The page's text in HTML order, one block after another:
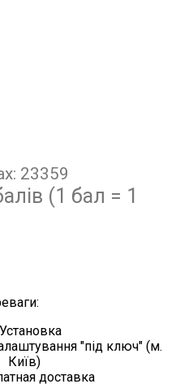
23359
(1 бал = 1
"під ключ" (м.
Київ)